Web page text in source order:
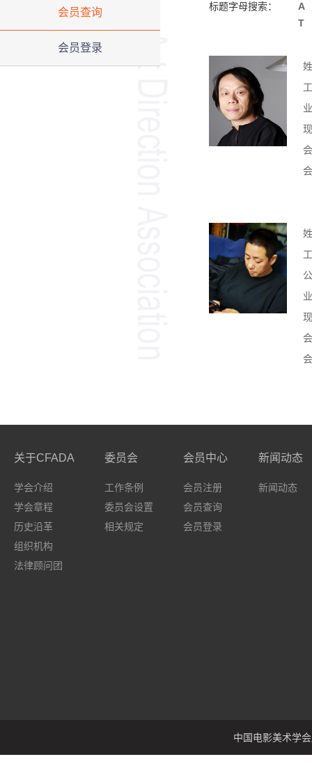
会员查询
会员登录
标题字母搜索：
A
T
关于CFADA
学会介绍
学会章程
历史沿革
组织机构
法律顾问团
委员会
工作条例
委员会设置
相关规定
会员中心
会员注册
会员查询
会员登录
新闻动态
新闻动态
中国电影美术学